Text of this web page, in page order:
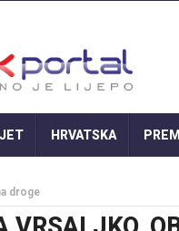
HRVATSKA
droge